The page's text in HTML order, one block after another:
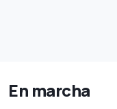
En marcha